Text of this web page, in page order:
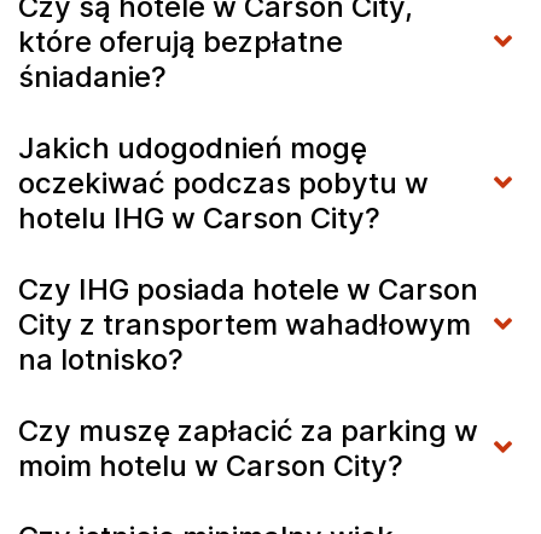
które oferują bezpłatne
śniadanie?
Jakich udogodnień mogę
oczekiwać podczas pobytu w
hotelu IHG w Carson City?
Czy IHG posiada hotele w Carson
City z transportem wahadłowym
na lotnisko?
Czy muszę zapłacić za parking w
moim hotelu w Carson City?